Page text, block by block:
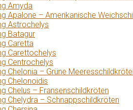
Amyda
Apalone – Amerikanische
Astrochelys
Batagur
Caretta
Carettochelys
Centrochelys
Chelonia – Grüne
Chelonoidis
Chelus – Fransenschildkröten
Chelydra – Schnappschildkröten